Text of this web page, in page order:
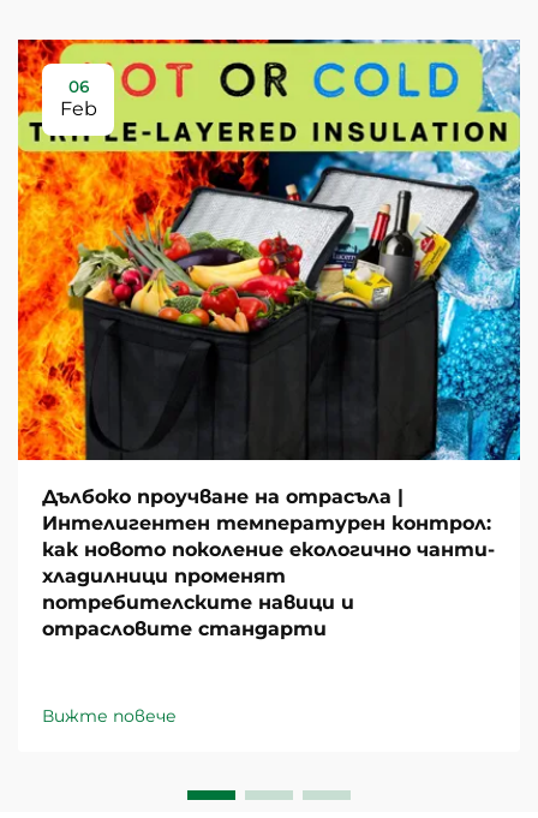
06
Feb
Дълбоко проучване на отрасъла |
Интелигентен температурен контрол:
как новото поколение екологично чанти-
хладилници променят
потребителските навици и
отрасловите стандарти
Вижте повече